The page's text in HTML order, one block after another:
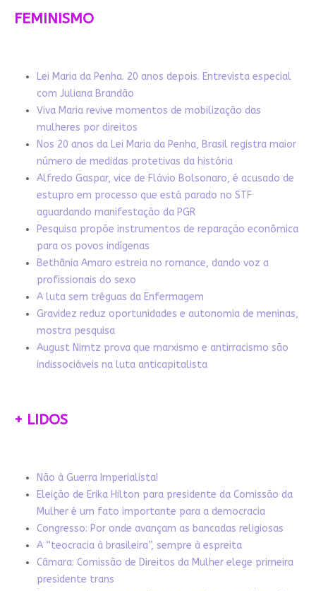
FEMINISMO
Lei Maria da Penha. 20 anos depois. Entrevista especial
com Juliana Brandão
Viva Maria revive momentos de mobilização das
mulheres por direitos
Nos 20 anos da Lei Maria da Penha, Brasil registra maior
número de medidas protetivas da história
Alfredo Gaspar, vice de Flávio Bolsonaro, é acusado de
estupro em processo que está parado no STF
aguardando manifestação da PGR
Pesquisa propõe instrumentos de reparação econômica
para os povos indígenas
Bethânia Amaro estreia no romance, dando voz a
profissionais do sexo
A luta sem tréguas da Enfermagem
Gravidez reduz oportunidades e autonomia de meninas,
mostra pesquisa
August Nimtz prova que marxismo e antirracismo são
indissociáveis na luta anticapitalista
+ LIDOS
Não à Guerra Imperialista!
Eleição de Erika Hilton para presidente da Comissão da
Mulher é um fato importante para a democracia
Congresso: Por onde avançam as bancadas religiosas
A “teocracia à brasileira”, sempre à espreita
Câmara: Comissão de Direitos da Mulher elege primeira
presidente trans